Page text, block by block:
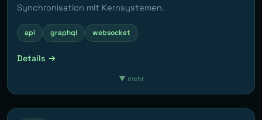
Synchronisation mit Kernsystemen.
api graphql websocket
Details →
▼ mehr